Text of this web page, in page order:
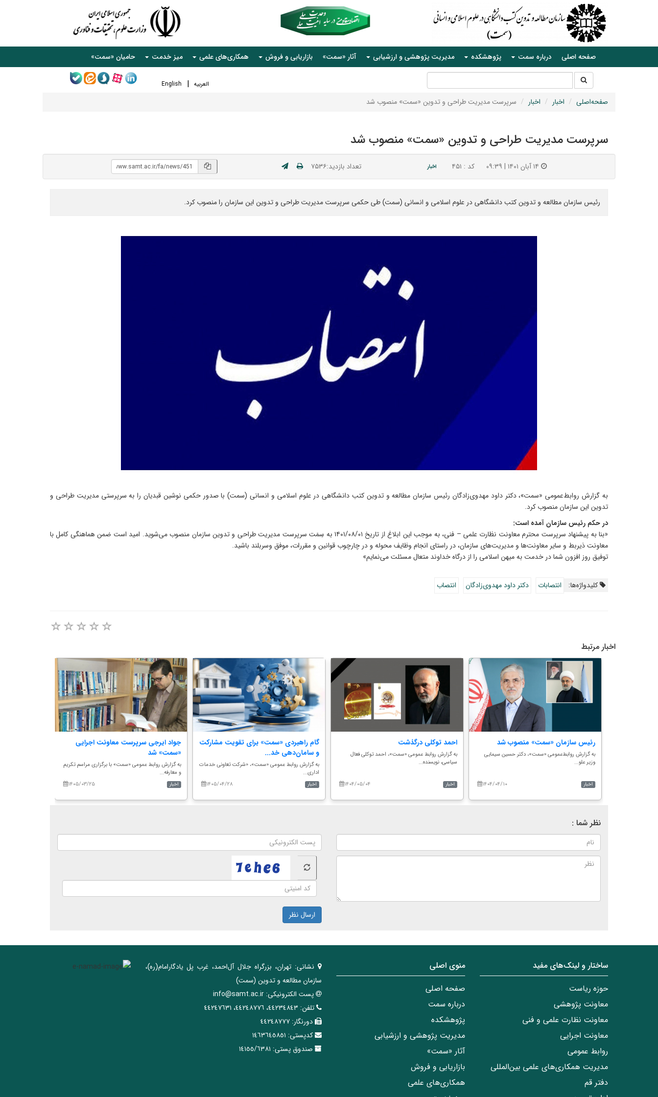
صفحه اصلی درباره سمت پژوهشکده مدیریت پژوهشی و ارزشیابی آثار «سمت» بازاریابی و فروش همکاری‌های علمی میز خدمت حامیان «سمت»
العربیه English جستجو
در
سایت صفحه‌اصلی اخبار اخبار سرپرست مدیریت طراحی و تدوین «سمت» منصوب شد
سرپرست مدیریت طراحی و تدوین «سمت» منصوب شد
کد : ۴۵۱ اخبار تعداد بازدید:۷۵۳۶
رئیس سازمان مطالعه و تدوین کتب دانشگاهی در علوم اسلامی و انسانی (سمت) طی حکمی سرپرست مدیریت طراحی و تدوین این سازمان را منصوب کرد.
به گزارش روابط‌عمومی «سمت»، دکتر داود مهدوی‌زادگان رئیس سازمان مطالعه و تدوین کتب دانشگاهی در علوم اسلامی و انسانی (سمت) با صدور حکمی نوشین قبدیان را به سرپرستی مدیریت طراحی و
تدوین این سازمان منصوب کرد.
در حکم رئیس سازمان آمده است:
«بنا به پیشنهاد سرپرست محترم معاونت نظارت علمی – فنی، به موجب این ابلاغ از تاریخ ۱۴۰۱/۰۸/۰۱ به سِمَت سرپرست مدیریت طراحی و تدوین سازمان منصوب می‌شوید. امید است ضمن هماهنگی کامل با
معاونت ذیربط و سایر معاونت‌ها و مدیریت‌های سازمان، در راستای انجام وظایف محوله و در چارچوب قوانین و مقررات، موفق وسربلند باشید.
توفیق روز افزون شما در خدمت به میهن اسلامی را از درگاه خداوند متعال مسئلت می‌نمایم»
کلیدواژه‌ها: انتصابات دکتر داود مهدوی‌زادگان انتصاب
اخبار مرتبط
جواد ایرجی سرپرست معاونت اجرایی
«سمت» شد
به گزارش روابط عمومی «سمت» با برگزاری مراسم تکریم
و معارفه...
۱۴۰۵/۰۳/۲۵
اخبار
گام راهبردی «سمت» برای تقویت مشارکت
و سامان‌دهی خد...
به گزارش روابط عمومی «سمت»، «شرکت تعاونی خدمات
اداری...
۱۴۰۵/۰۴/۲۸
اخبار
احمد توکلی درگذشت
به گزارش روابط عمومی «سمت»، احمد توکلی فعال
سیاسی، نویسنده...
۱۴۰۴/۰۵/۰۴ اخبار
رئیس سازمان «سمت» منصوب شد
به گزارش روابط‌عمومی «سمت»، دکتر حسین سیمایی
وزیر علو...
۱۴۰۴/۰۴/۱۰ اخبار
نظر شما :
ارسال نظر
ساختار‌‌ و‌‌ لینک‌های مفید
حوزه ریاست
معاونت پژوهشی
معاونت نظارت علمی و فنی
معاونت اجرایی
روابط عمومی
مدیریت همکاری‌های علمی بین‌المللی
دفتر قم
منوی اصلی
صفحه اصلی
درباره سمت
پژوهشکده
مدیریت پژوهشی و ارزشیابی
آثار «سمت»
بازاریابی و فروش
همکاری‌های علمی
نشانی: تهران، ‌بزرگراه ‌جلال آل‌احمد، غرب پل يادگار‌امام(ره)‌،
سازمان مطالعه و تدوین‌ (سمت)
پست الکترونیکی: info@samt.ac.ir
تلفن: ٤٤٢٣٤٨٤٣، ٤٤٢٤٨٧٧٦، ٤٤٢٤٧٦٣١
دورنگار: ٤٤٢٤٨٧٧٧
کدپستی: ١٤٦٣٦٤٥٨٥١
صندوق پستی: ١٤١٥٥/٦٣٨١